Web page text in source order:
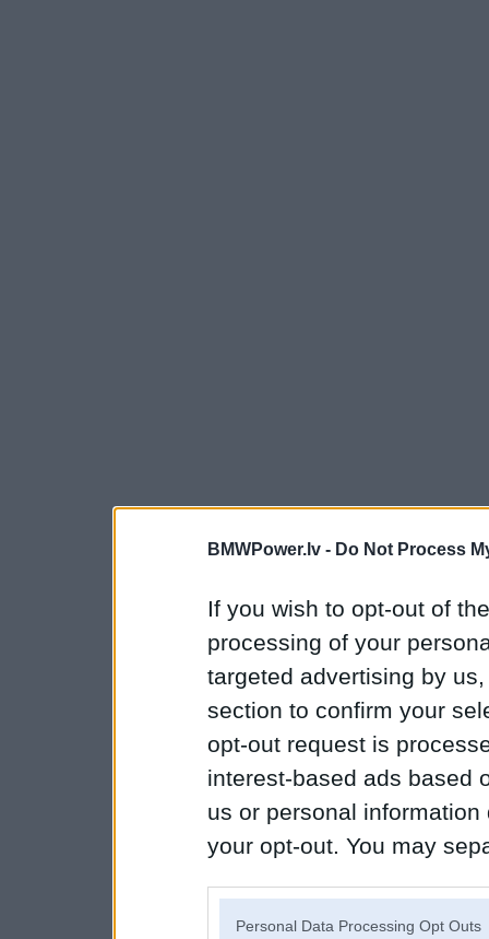
BMWPower.lv - Do Not Process
If you wish to opt-out of
processing of your
targeted advertising by
section to confirm your
opt-out request is
interest-based ads based
us or personal
your opt-out. You may
Personal Data Processing Opt Outs